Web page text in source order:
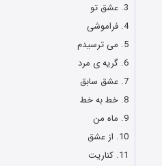
3. عشق تو
4. فراموشی
5. می ترسیدم
6. گریه ی مرد
7. عشق سابق
8. خط به خط
9. ماه من
10. از عشق
11. کناریت